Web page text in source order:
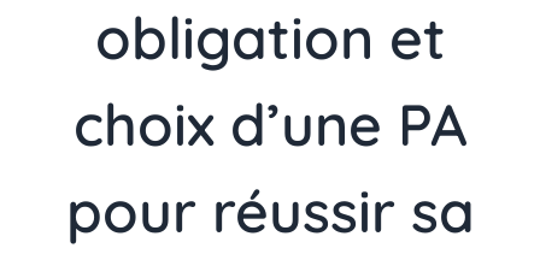
obligation et
choix d’une PA
pour réussir sa